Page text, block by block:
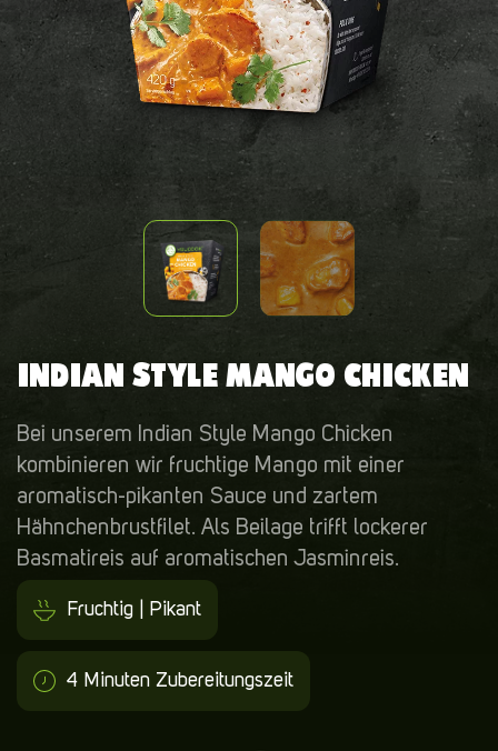
INDIAN STYLE MANGO CHICKEN
Bei unserem Indian Style Mango Chicken
kombinieren wir fruchtige Mango mit einer
aromatisch-pikanten Sauce und zartem
Hähnchenbrustfilet. Als Beilage trifft lockerer
Basmatireis auf aromatischen Jasminreis.
Fruchtig | Pikant
4 Minuten Zubereitungszeit